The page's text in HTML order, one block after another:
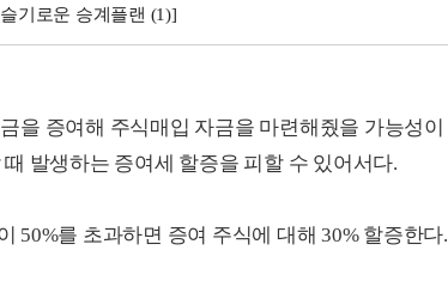
기로운 승계플랜 (1)]
을 증여해 주식매입 자금을 마련해줬을 가능성이
발생하는 증여세 할증을 피할 수 있어서다.
50%를 초과하면 증여 주식에 대해 30% 할증한다.